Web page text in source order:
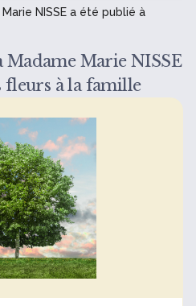
NISSE a été publié à
Madame Marie NISSE
fleurs à la famille